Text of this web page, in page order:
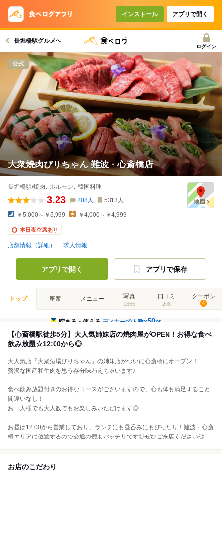
インストール アプリで開く
長堀橋駅グルメへ
ログイン
公式
大衆焼肉びりちゃん 難波・心斎橋店
長堀橋駅/焼肉､ ホルモン､ 韓国料理
3.23 208人 5313 人
￥5,000～￥5,999 ￥4,000～￥4,999
本日夜空席あり
店舗情報（詳細） 求人情報
アプリで開く アプリで保存
トップ 座席 メニュー 写真
1865
口コミ
208
クーポン
4
貯まる・使えるディナーで人数×50pt
【心斎橋駅徒歩5分】大人気姉妹店の焼肉屋がOPEN！お得な食べ
飲み放題☆12:00から◎
大人気店「大衆酒場びりちゃん」の姉妹店がついに心斎橋にオープン！
贅沢な国産和牛肉を思う存分味わえちゃいます♪
食べ飲み放題付きのお得なコースがございますので、心も体も満足すること
間違いなし！
お一人様でも大人数でもお楽しみいただけます◎
お昼は12:00から営業しており、ランチにも昼呑みにもぴったり！難波・心斎
橋エリアに位置するので交通の便もバッチリです◎ぜひご来店ください◎
お店のこだわり
コースで使えるクーポン
戻る
クーポンを利用せず予約する